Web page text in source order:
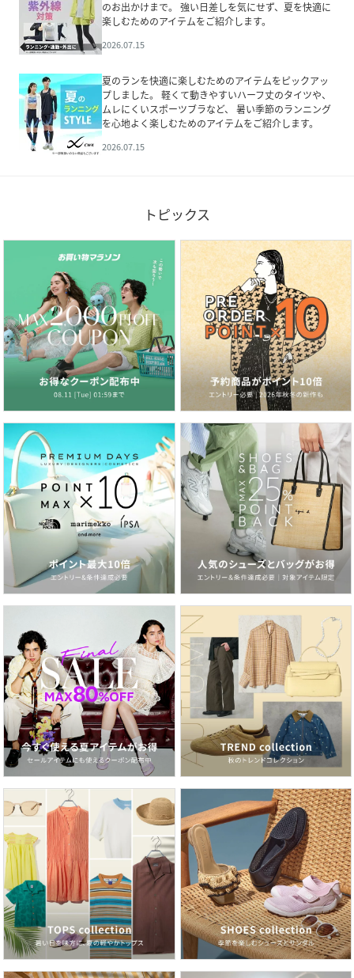
のお出かけまで。 強い日差しを気にせず、夏を快適に
楽しむためのアイテムをご紹介します。
2026.07.15
夏のランを快適に楽しむためのアイテムをピックアッ
プしました。 軽くて動きやすいハーフ丈のタイツや、
ムレにくいスポーツブラなど、 暑い季節のランニング
を心地よく楽しむためのアイテムをご紹介します。
2026.07.15
トピックス